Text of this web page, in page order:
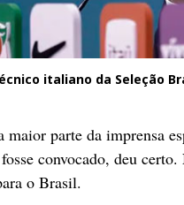
italiano da Seleção
maior parte da imprensa
convocado, deu
o Brasil.